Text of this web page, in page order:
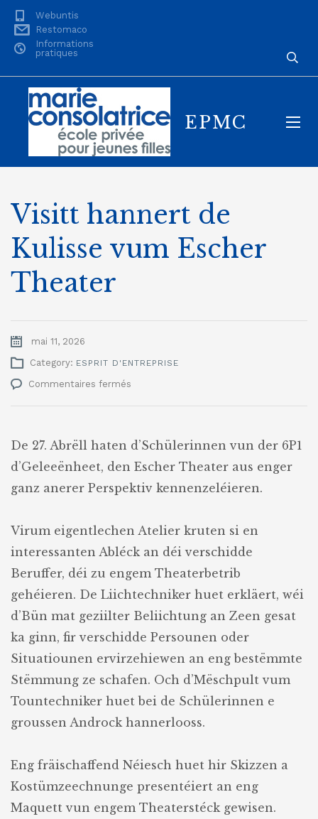
Webuntis
Restomaco
Informations
pratiques
EPMC
Visitt hannert de
Kulisse vum Escher
Theater
mai 11, 2026
Category: ESPRIT D'ENTREPRISE
Commentaires fermés
Kulisse
Escher
Theater
De 27. Abrëll haten d’Schülerinnen vun der 6P1
d’Geleeënheet, den Escher Theater aus enger
ganz anerer Perspektiv kennenzeléieren.
Virum eigentlechen Atelier kruten si en
interessanten Abléck an déi verschidde
Beruffer, déi zu engem Theaterbetrib
gehéieren. De Liichtechniker huet erkläert, wéi
d’Bün mat geziilter Beliichtung an Zeen gesat
ka ginn, fir verschidde Persounen oder
Situatiounen ervirzehiewen an eng bestëmmte
Stëmmung ze schafen. Och d’Mëschpult vum
Tountechniker huet bei de Schülerinnen e
groussen Androck hannerlooss.
Eng fräischaffend Néiesch huet hir Skizzen a
Kostümzeechnunge presentéiert an eng
Maquett vun engem Theaterstéck gewisen.